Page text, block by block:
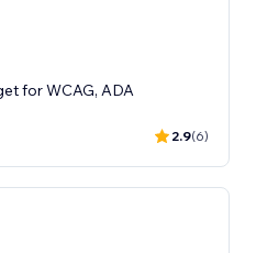
for WCAG, ADA
2.9(6)